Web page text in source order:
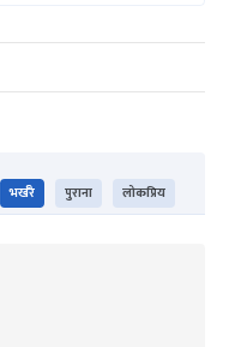
भर्खरै पुराना लोकप्रिय